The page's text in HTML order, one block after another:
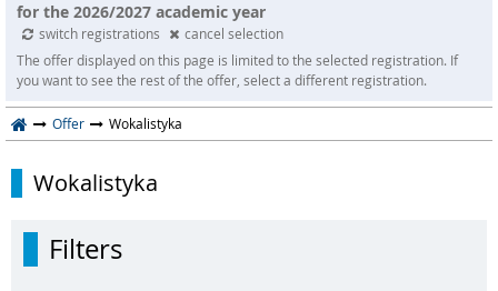
for the 2026/2027 academic year
switch registrations
cancel selection
The offer displayed on this page is limited to the selected registration. If
you want to see the rest of the offer, select a different registration.
Offer Wokalistyka
Wokalistyka
Filters